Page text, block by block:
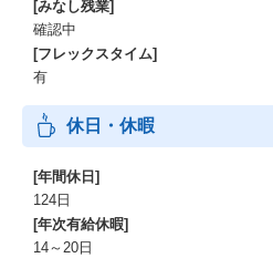
[みなし残業]
確認中
[フレックスタイム]
有
休日・休暇
[年間休日]
124日
[年次有給休暇]
14～20日